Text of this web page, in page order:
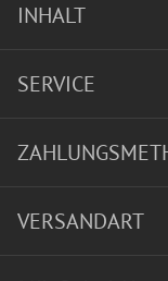
INHALT
SERVICE
VERSANDART